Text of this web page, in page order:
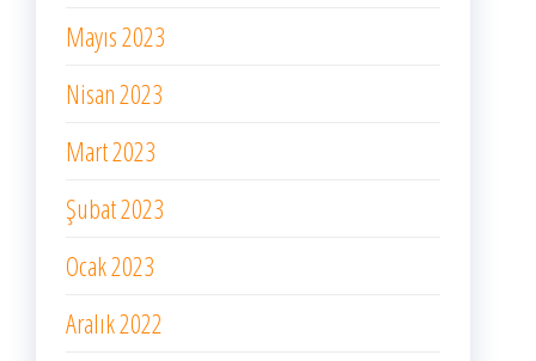
Mayıs 2023
Nisan 2023
Mart 2023
Şubat 2023
Ocak 2023
Aralık 2022